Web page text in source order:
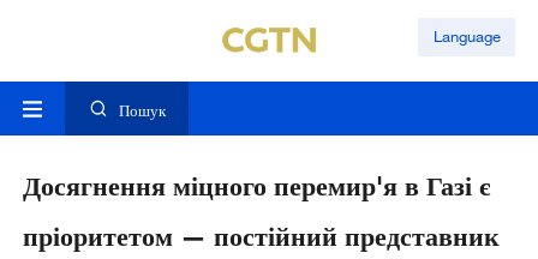
Language
Пошук
Досягнення міцного перемир'я в Газі є
пріоритетом — постійний представник